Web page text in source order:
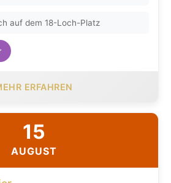
auf dem 18-Loch-Platz
ERFAHREN
15
AUGUST